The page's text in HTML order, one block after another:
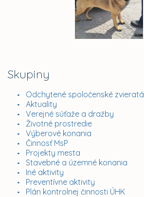
Skupiny
Odchytené spoločenské zvieratá
Aktuality
Verejné súťaže a dražby
Životné prostredie
Výberové konania
Činnosť MsP
Projekty mesta
Stavebné a územné konania
Iné aktivity
Preventívne aktivity
Plán kontrolnej činnosti ÚHK